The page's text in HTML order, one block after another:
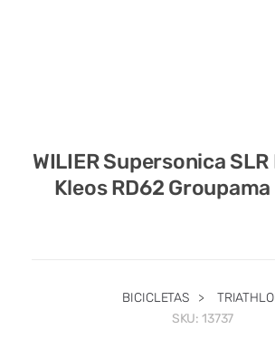
WILIER Supersonica SLR
Kleos RD62
BICICLETAS >
SKU: 13737